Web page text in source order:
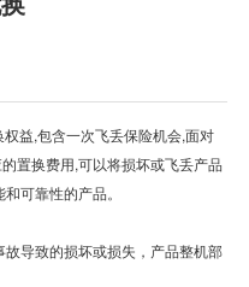
益,包含一次飞丢保险机会,面对
置换费用,可以将损坏或飞丢产品
可靠性的产品。
导致的损坏或损失，产品整机部